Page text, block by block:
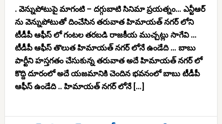
. వెన్నుపోటుపై మాగంటి – దగ్గుబాటి సినిమా ప్రయత్నం… ఎన్టీఆర్
ను వెన్నుపోటుతో దించేసిన తరువాత హిమాయత్ నగర్ లోని
టీడీపీ ఆఫీస్ లో గంటల తరబడి రాజకీయ ముచ్చట్లు సాగేవి …
టీడీపీ ఆఫీస్ తొలుత హిమాయత్ నగర్ లోనే ఉండేది … బాబు
పార్టీని హస్తగతం చేసుకున్న తరువాత అదే హిమాయత్ నగర్ లో
కొద్ది దూరంలో అదే యజమానికి చెందిన భవనంలో బాబు టీడీపీ
ఆఫీస్ ఉండేది .. హిమాయత్ నగర్ లోనే […]